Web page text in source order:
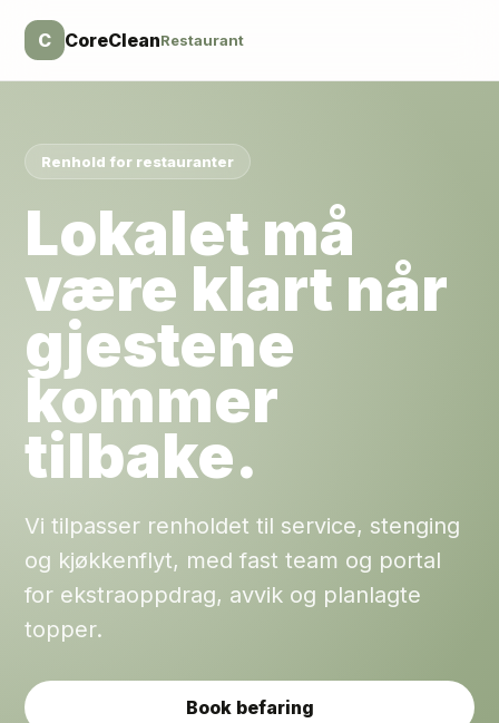
C CoreCleanRestaurant
Renhold for restauranter
Lokalet må
være klart når
gjestene
kommer
tilbake.
Vi tilpasser renholdet til service, stenging
og kjøkkenflyt, med fast team og portal
for ekstraoppdrag, avvik og planlagte
topper.
Book befaring